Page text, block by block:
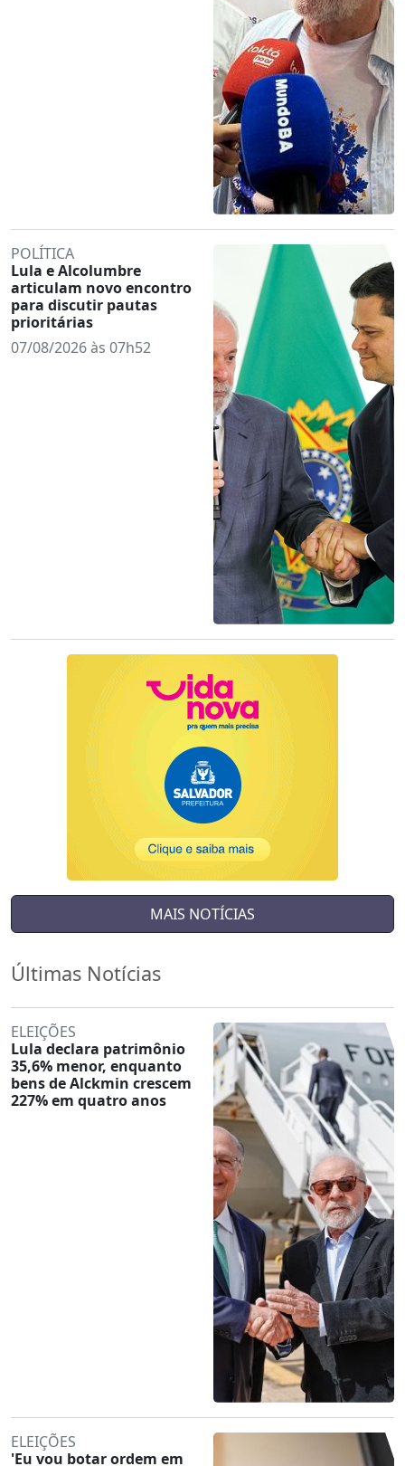
POLÍTICA
Lula e Alcolumbre
articulam novo encontro
para discutir pautas
prioritárias
07/08/2026 às 07h52
MAIS NOTÍCIAS
Últimas Notícias
ELEIÇÕES
Lula declara patrimônio
35,6% menor, enquanto
bens de Alckmin crescem
227% em quatro anos
ELEIÇÕES
'Eu vou botar ordem em